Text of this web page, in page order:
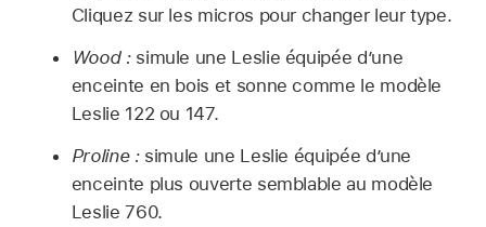
Cliquez sur les micros pour changer leur type.
Wood :simule une Leslie équipée d’une
enceinte en bois et sonne comme le modèle
Leslie 122 ou 147.
Proline :simule une Leslie équipée d’une
enceinte plus ouverte semblable au modèle
Leslie 760.